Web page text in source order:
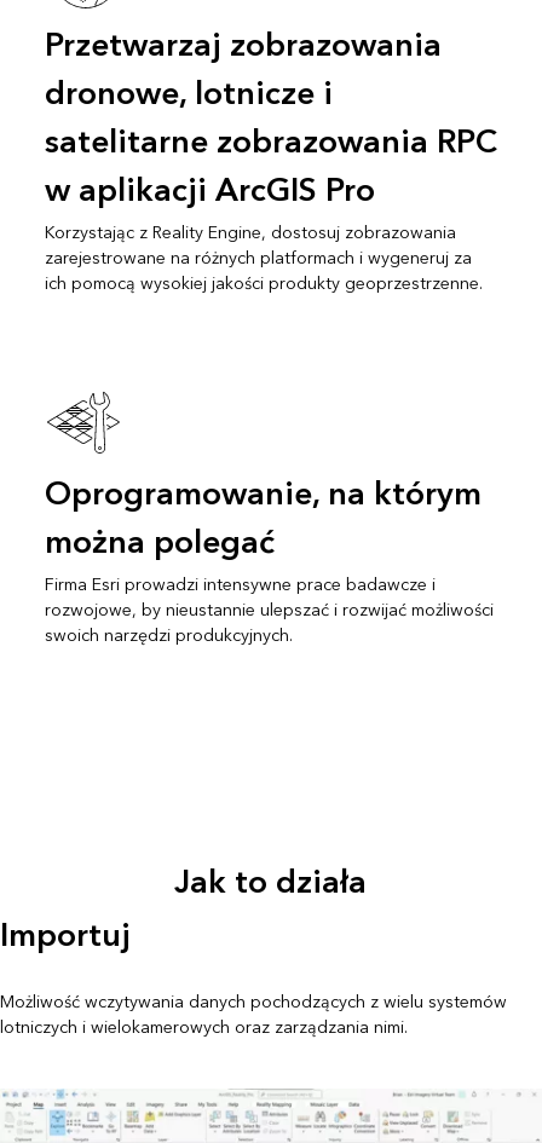
Przetwarzaj zobrazowania
dronowe, lotnicze i
satelitarne zobrazowania RPC
w aplikacji ArcGIS Pro
Korzystając z Reality Engine, dostosuj zobrazowania
zarejestrowane na różnych platformach i wygeneruj za
ich pomocą wysokiej jakości produkty geoprzestrzenne.
Oprogramowanie, na którym
można polegać
Firma Esri prowadzi intensywne prace badawcze i
rozwojowe, by nieustannie ulepszać i rozwijać możliwości
swoich narzędzi produkcyjnych.
Jak to działa
Importuj
Możliwość wczytywania danych pochodzących z wielu systemów
lotniczych i wielokamerowych oraz zarządzania nimi.